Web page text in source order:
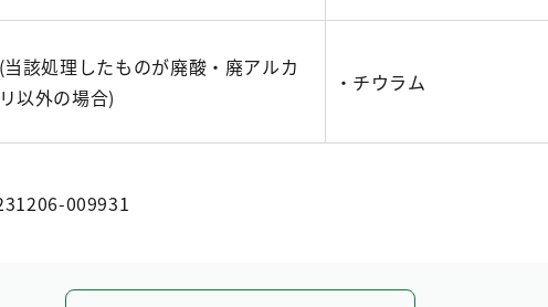
(当該処理したものが廃酸・廃アルカ
リ以外の場合)
・チウラム
009931